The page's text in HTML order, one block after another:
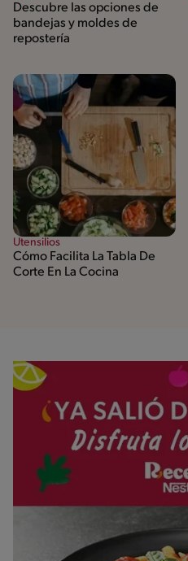
Descubre las opciones de
bandejas y moldes de
repostería
Utensilios
Cómo Facilita La Tabla De
Corte En La Cocina